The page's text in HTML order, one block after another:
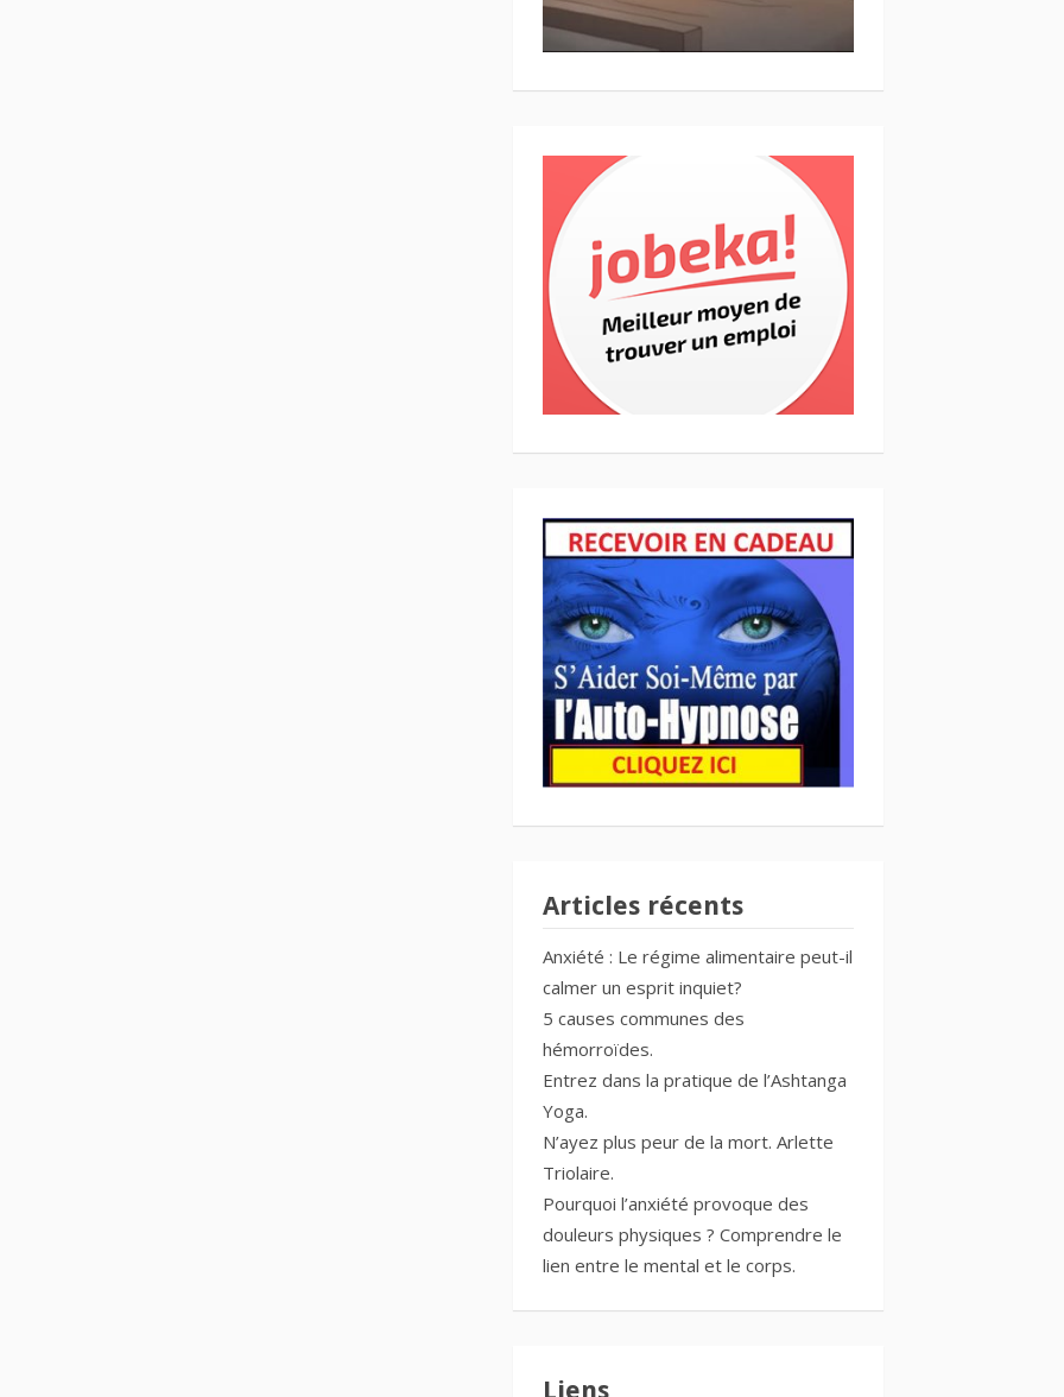
Articles récents
Anxiété : Le régime alimentaire peut-il
calmer un esprit inquiet?
5 causes communes des
hémorroïdes.
Entrez dans la pratique de l’Ashtanga
Yoga.
N’ayez plus peur de la mort. Arlette
Triolaire.
Pourquoi l’anxiété provoque des
douleurs physiques ? Comprendre le
lien entre le mental et le corps.
Liens